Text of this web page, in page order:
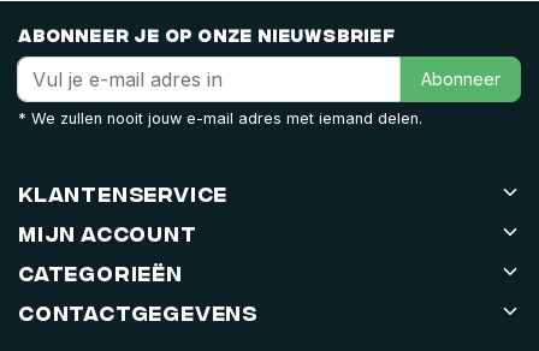
Abonneer je op onze nieuwsbrief
Abonneer
* We zullen nooit jouw e-mail adres met iemand delen.
Klantenservice
Mijn account
Categorieën
Contactgegevens